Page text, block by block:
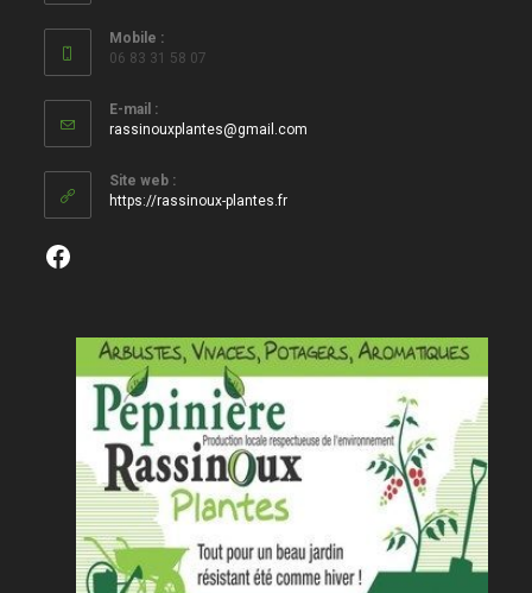
Mobile :
06 83 31 58 07
E-mail :
rassinouxplantes@gmail.com
Site web :
https://rassinoux-plantes.fr
Facebook